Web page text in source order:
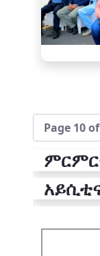
Page 10